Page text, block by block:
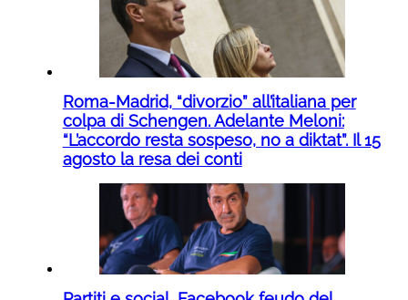
Roma-Madrid, “divorzio” all’italiana per
colpa di Schengen. Adelante Meloni:
“L’accordo resta sospeso, no a diktat”. Il 15
agosto la resa dei conti